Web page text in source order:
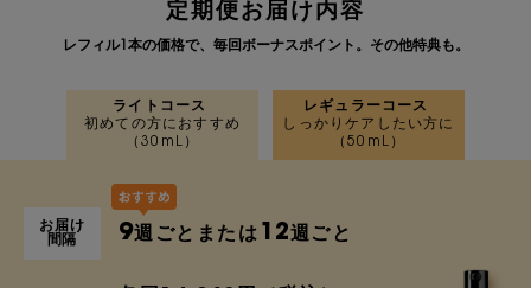
定期便お届け内容
レフィル1本の価格で、毎回ボーナスポイント。その他特典も。
ライトコース
初めての方におすすめ
（30mL）
レギュラーコース
しっかりケアしたい方に
（50mL）
お届け
間隔
9週ごとまたは 12週ごと